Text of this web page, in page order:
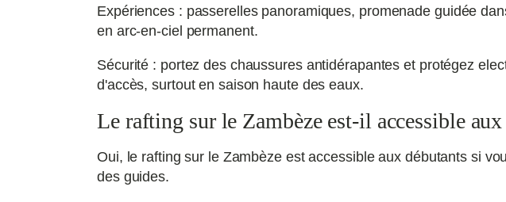
Expériences : passerelles panoramiques, promenade guidée
en arc-en-ciel permanent.
Sécurité : portez des chaussures antidérapantes et protégez
d'accès, surtout en saison haute des eaux.
Le rafting sur le Zambèze est-il accessible
Oui, le rafting sur le Zambèze est accessible aux débutants si
des guides.